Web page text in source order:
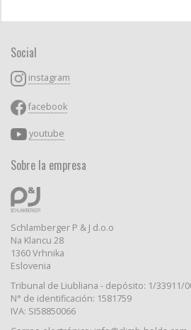
Social
instagram
facebook
youtube
Sobre la empresa
Schlamberger P & J d.o.o
Na Klancu 28
1360 Vrhnika
Eslovenia
Tribunal de Liubliana - depósito: 1/33911/
N° de identificación: 1581759
IVA: SI58850066